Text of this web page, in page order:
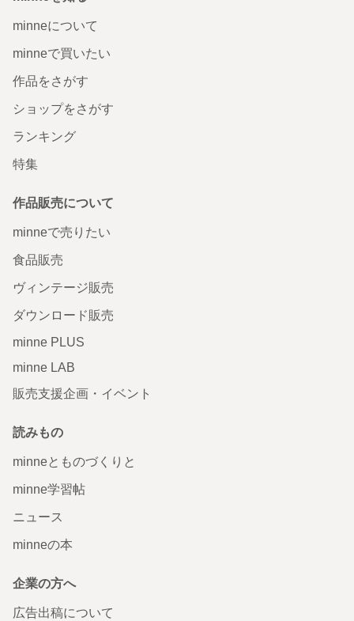
minneについて
minneで買いたい
作品をさがす
ショップをさがす
ランキング
特集
作品販売について
minneで売りたい
食品販売
ヴィンテージ販売
ダウンロード販売
minne PLUS
minne LAB
販売支援企画・イベント
読みもの
minneとものづくりと
minne学習帖
ニュース
minneの本
企業の方へ
広告出稿について